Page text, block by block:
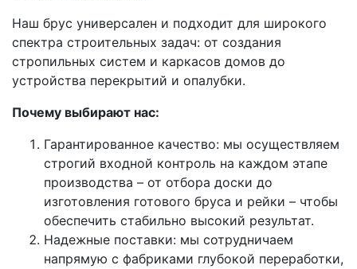
Наш брус универсален и подходит для широкого
спектра строительных задач: от создания
стропильных систем и каркасов домов до
устройства перекрытий и опалубки.
Почему выбирают нас:
Гарантированное качество: мы осуществляем
строгий входной контроль на каждом этапе
производства – от отбора доски до
изготовления готового бруса и рейки – чтобы
обеспечить стабильно высокий результат.
Надежные поставки: мы сотрудничаем
напрямую с фабриками глубокой переработки,